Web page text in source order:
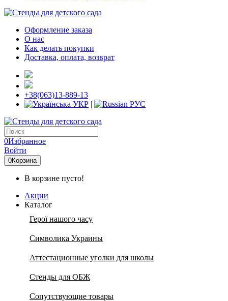
Оформление заказа
О нас
Как делать покупки
Доставка, оплата, возврат
+38(063)13-889-13
УКР | РУС
0Избранное
Войти
0Корзина
В корзине пусто!
Акции
Каталог
Герої нашого часу
Символика Украины
Аттестационные уголки для школы
Стенды для ОБЖ
Сопутствующие товары